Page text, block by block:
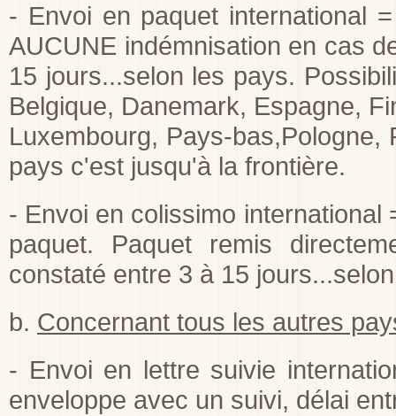
- Envoi en paquet international
AUCUNE indémnisation en cas
15 jours...selon les pays.
Belgique, Danemark, Espagne,
Luxembourg, Pays-
pays c'est jusqu'à la frontière.
- Envoi en colissimo
paquet. Paquet remis
constaté entre 3 à 15
b. Concernant tous les autres
- Envoi en lettre suivie
enveloppe avec un suivi, délai